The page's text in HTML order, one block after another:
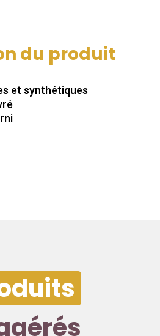
du produit
et synthétiques